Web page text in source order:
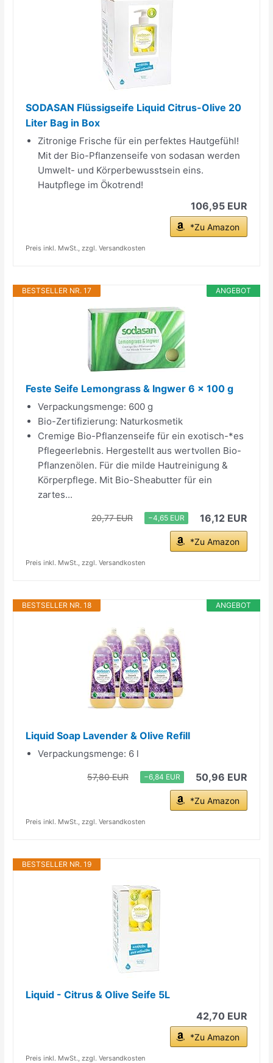
SODASAN Flüssigseife Liquid Citrus-Olive 20
Liter Bag in Box
Zitronige Frische für ein perfektes Hautgefühl!
Mit der Bio-Pflanzenseife von sodasan werden
Umwelt- und Körperbewusstsein eins.
Hautpflege im Ökotrend!
106,95 EUR
*Zu Amazon
Preis inkl. MwSt., zzgl. Versandkosten
ANGEBOT
BESTSELLER NR. 17
Feste Seife Lemongrass & Ingwer 6 x 100 g
Verpackungsmenge: 600 g
Bio-Zertifizierung: Naturkosmetik
Cremige Bio-Pflanzenseife für ein exotisch-*es
Pflegeerlebnis. Hergestellt aus wertvollen Bio-
Pflanzenölen. Für die milde Hautreinigung &
Körperpflege. Mit Bio-Sheabutter für ein
zartes...
20,77 EUR −4,65 EUR 16,12 EUR
*Zu Amazon
Preis inkl. MwSt., zzgl. Versandkosten
ANGEBOT
BESTSELLER NR. 18
Liquid Soap Lavender & Olive Refill
Verpackungsmenge: 6 l
57,80 EUR −6,84 EUR 50,96 EUR
*Zu Amazon
Preis inkl. MwSt., zzgl. Versandkosten
BESTSELLER NR. 19
Liquid - Citrus & Olive Seife 5L
42,70 EUR
*Zu Amazon
Preis inkl. MwSt., zzgl. Versandkosten